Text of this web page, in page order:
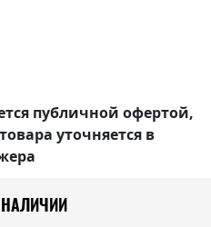
публичной офертой,
уточняется в